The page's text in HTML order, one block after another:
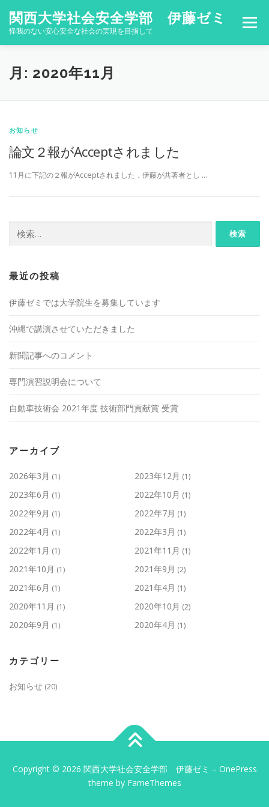
関西大学社会安全学部 伊藤ゼミ
怪我のない安心安全な社会の実現を目指して
メニュー
HOME LAB PEOPLE
月: 2020年11月
お知らせ
論文２報がAcceptされました
11月に下記の２報がAcceptされました．伊藤が共著者とし …
索:
最近の投稿
伊藤ゼミでは大学院生を募集しています
沖縄で講演させていただきました
新聞記事へのコメント
専門演習説明会について
自動車技術会 2021年度 技術部門貢献賞 受賞
アーカイブ
2026年3月 (1) 2023年12月 (1)
2023年6月 (1) 2022年10月 (1)
2022年9月 (1) 2022年7月 (1)
2022年4月 (1) 2022年3月 (1)
2022年1月 (1) 2021年11月 (1)
2021年10月 (1) 2021年9月 (2)
2021年6月 (1) 2021年4月 (1)
2020年11月 (1) 2020年10月 (2)
2020年9月 (1) 2020年4月 (1)
カテゴリー
お知らせ (20)
Copyright © 2026 関西大学社会安全学部 伊藤ゼミ – OnePress
theme by FameThemes